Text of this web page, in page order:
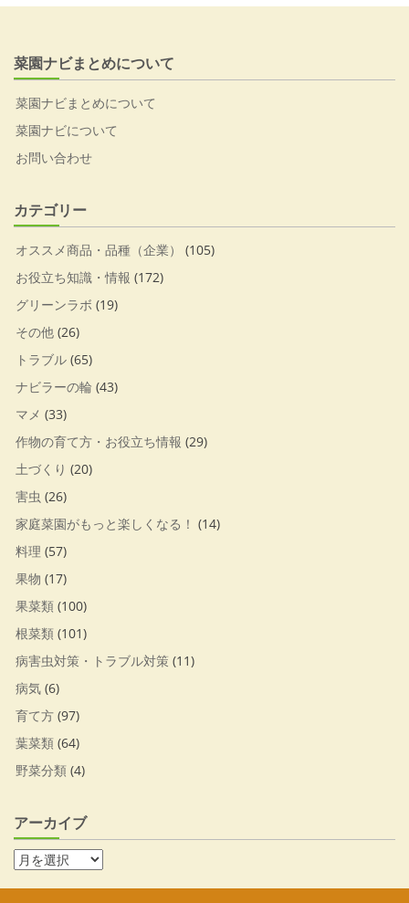
菜園ナビまとめについて
菜園ナビまとめについて
菜園ナビについて
お問い合わせ
カテゴリー
オススメ商品・品種（企業）
(105)
お役立ち知識・情報 (172)
グリーンラボ (19)
その他 (26)
トラブル (65)
ナビラーの輪 (43)
マメ (33)
作物の育て方・お役立ち情報 (29)
土づくり (20)
害虫 (26)
家庭菜園がもっと楽しくなる！ (14)
料理 (57)
果物 (17)
果菜類 (100)
根菜類 (101)
病害虫対策・トラブル対策 (11)
病気 (6)
育て方 (97)
葉菜類 (64)
野菜分類 (4)
アーカイブ